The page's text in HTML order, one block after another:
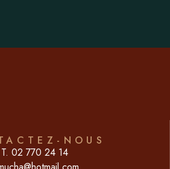
NOUS
T. 02 770 24 14